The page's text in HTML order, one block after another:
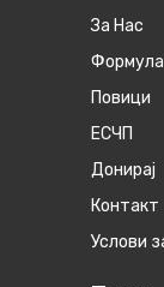
За Нас
Повици
ЕСЧП
Донирај
Контакт
Услови